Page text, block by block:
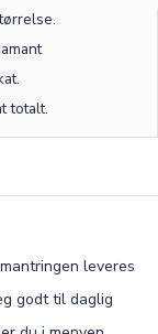
.
totalt.
leveres
godt til daglig